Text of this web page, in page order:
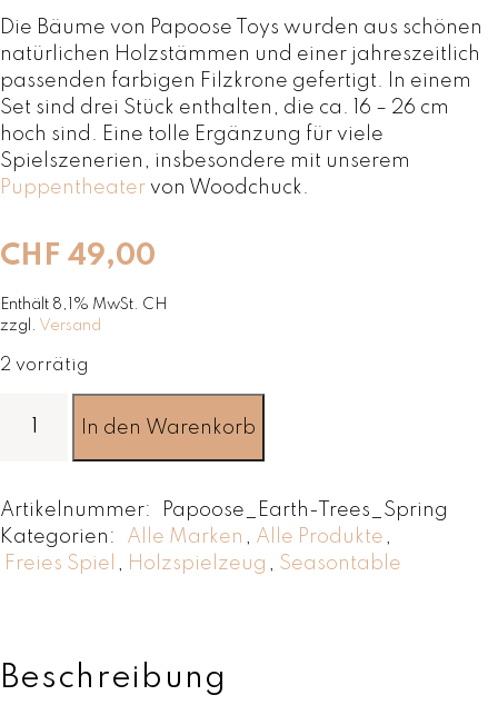
CHF 49,00
Enthält 8,1% MwSt. CH
zzgl. Versand
Die Bäume von Papoose Toys wurden aus schönen
natürlichen Holzstämmen und einer jahreszeitlich
passenden farbigen Filzkrone gefertigt. In einem
Set sind drei Stück enthalten, die ca. 16 – 26 cm
hoch sind. Eine tolle Ergänzung für viele
Spielszenerien, insbesondere mit unserem
Puppentheater von Woodchuck.
2 vorrätig
e
i
m
-
In den Warenkorb
Artikelnummer:
Papoose_Earth-Trees_Spring
Kategorien:
Alle Marken , Alle Produkte ,
Freies Spiel , Holzspielzeug , Seasontable
Beschreibung